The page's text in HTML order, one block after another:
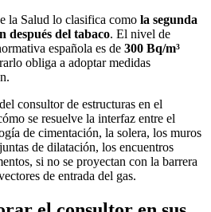
la Salud lo clasifica como la segunda
después del tabaco. El nivel de
española es de 300 Bq/m³
obliga a adoptar medidas
consultor de estructuras en el
se resuelve la interfaz entre el
de cimentación, la solera, los muros
de dilatación, los encuentros
si no se proyectan con la barrera
de entrada del gas.